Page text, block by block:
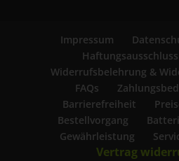
Impressum
Haftungsausschluss
Widerrufsbelehrung &
FAQs
Barrierefreiheit
Bestellvorgang
Gewährleistung
Vertrag